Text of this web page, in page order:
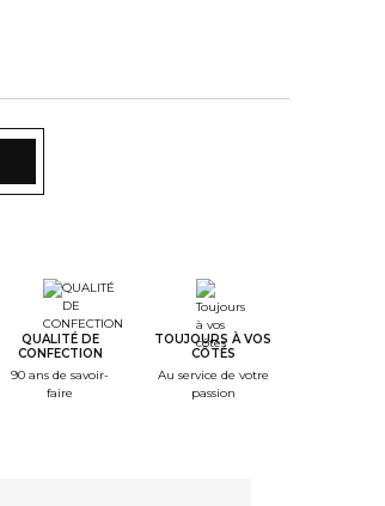
QUALITÉ DE
CONFECTION
90 ans de savoir-
faire
TOUJOURS À VOS
CÔTÉS
Au service de votre
passion